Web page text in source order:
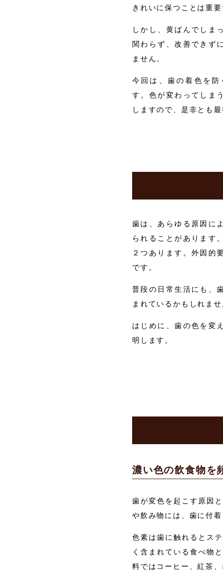
きれいに保つことは重要
しかし、黄ばんでしま
関わらず、改善できず
ません。
今回は、歯の着色を防
す。色が変わってしま
しますので、是非とも
歯は、あらゆる原因に
られることがあります
２つあります。外因的
です。
普段の日常生活にも、
まれているかもしれませ
はじめに、歯の色を変
明します。
濃い色の飲食物を
歯が変色を起こす原因
や飲み物には、歯に付
色素は歯に触れるとス
く含まれている食べ物
料ではコーヒー、紅茶